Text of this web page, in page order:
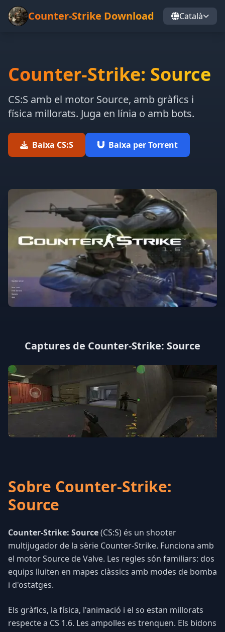
Counter-Strike Download Català
Counter-Strike: Source
CS:S amb el motor Source, amb gràfics i
física millorats. Juga en línia o amb bots.
Baixa CS:S Baixa per Torrent
Captures de Counter-Strike: Source
Sobre Counter-Strike:
Source
Counter-Strike: Source(CS:S) és un shooter
multijugador de la sèrie Counter-Strike. Funciona amb
el motor Source de Valve. Les regles són familiars: dos
equips lluiten en mapes clàssics amb modes de bomba
i d'ostatges.
Els gràfics, la física, l'animació i el so estan millorats
respecte a CS 1.6. Les ampolles es trenquen. Els bidons